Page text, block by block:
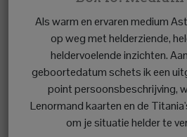
Als warm en ervaren medium
op weg met helderziende,
heldervoelende inzichten.
geboortedatum schets ik een
point persoonsbeschrijving,
Lenormand kaarten en de
om je situatie helder te